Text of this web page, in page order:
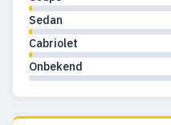
Sedan
Cabriolet
Onbekend